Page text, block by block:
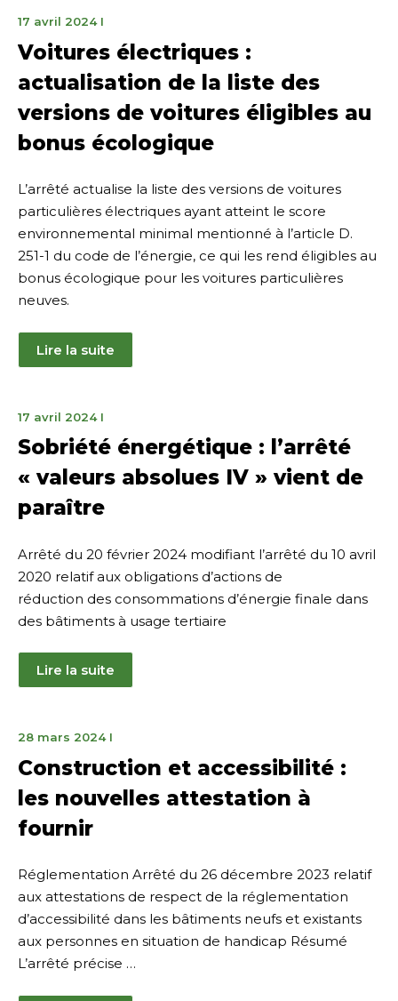
17 avril 202418
2024
I
Voitures électriques :
actualisation de la liste des
versions de voitures éligibles au
bonus écologique
L’arrêté actualise la liste des versions de voitures
particulières électriques ayant atteint le score
environnemental minimal mentionné à l’article D.
251-1 du code de l’énergie, ce qui les rend éligibles au
bonus écologique pour les voitures particulières
neuves.
Lire la suite
17 avril 202418
avril
2024
I
Sobriété énergétique : l’arrêté
« valeurs absolues IV » vient de
paraître
Arrêté du 20 février 2024 modifiant l’arrêté du 10 avril
2020 relatif aux obligations d’actions de
réduction des consommations d’énergie finale dans
des bâtiments à usage tertiaire
Lire la suite
28 mars 202428
mars
2024
I
Construction et accessibilité :
les nouvelles attestation à
fournir
Réglementation Arrêté du 26 décembre 2023 relatif
aux attestations de respect de la réglementation
d’accessibilité dans les bâtiments neufs et existants
aux personnes en situation de handicap Résumé
L’arrêté précise …